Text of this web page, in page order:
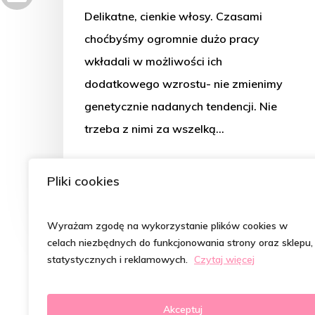
Pliki cookies
Wyrażam zgodę na wykorzystanie plików cookies w
celach niezbędnych do funkcjonowania strony oraz sklepu,
statystycznych i reklamowych. Czytaj więcej
Akceptuj
Delikatne, cienkie włosy. Czasami
choćbyśmy ogromnie dużo pracy
wkładali w możliwości ich
dodatkowego wzrostu- nie zmienimy
genetycznie nadanych tendencji. Nie
trzeba z nimi za wszelką…